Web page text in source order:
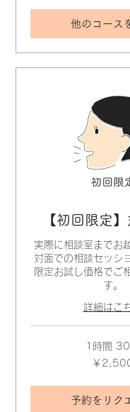
他のコース
【初回限定
実際に相談室までお
対面での相談セッシ
限定お試し価格でご
す。
詳細はこ
1時間
￥
予約をリク